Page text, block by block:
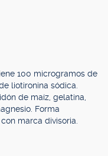
100 microgramos de
liotironina sódica.
de maíz, gelatina,
Forma
marca divisoria.